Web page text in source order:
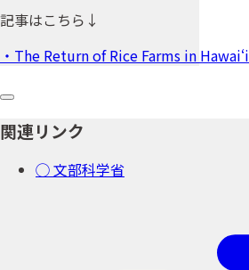
記事はこちら↓
・The Return of Rice Farms in Hawai‘i
関連リンク
◯ 文部科学省